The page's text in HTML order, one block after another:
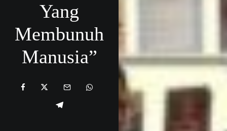
Yang
Membunuh
Manusia”